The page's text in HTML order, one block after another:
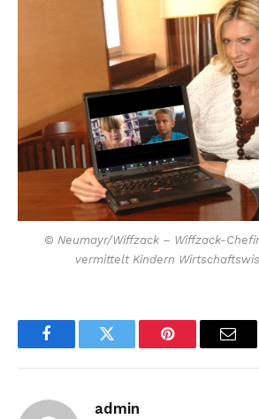
© Neumayr/Wiffzack – Wiffzack-
vermittelt Kindern
FacebookTwitter Pinterest
admin